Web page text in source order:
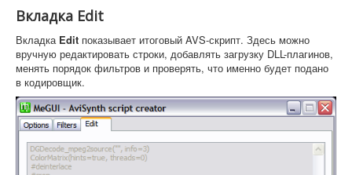
Вкладка Edit
Вкладка Edit показывает итоговый AVS-скрипт. Здесь можно
вручную редактировать строки, добавлять загрузку DLL-плагинов,
менять порядок фильтров и проверять, что именно будет подано
в кодировщик.